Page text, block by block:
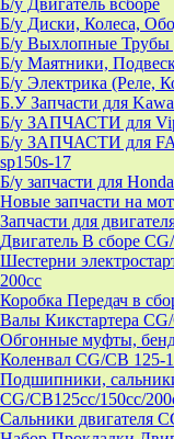
Б/у Двигатель всборе
Б/у Диски, Колеса,
Б/у Выхлопные Трубы
Б/у Маятники,
Б/у Электрика (Реле,
Б.У Запчасти для
Б/у ЗАПЧАСТИ для
Б/у ЗАПЧАСТИ для
sp150s-17
Б/у запчасти для
Новые запчасти на
Запчасти для
Двигатель В сборе
Шестерни
200cc
Коробка Передач в
Валы Кикстартера
Обгонные муфты,
Коленвал CG/CB 125-
Подшипники,
CG/CB125сс/150cc/
Сальники двигателя